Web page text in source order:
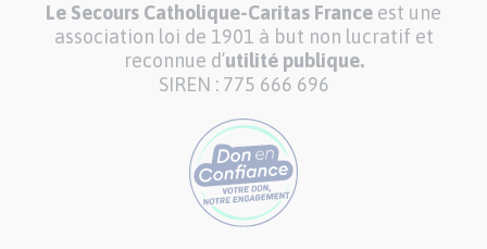
Le Secours Catholique-Caritas France est une
association loi de 1901 à but non lucratif et
reconnue d’utilité publique.
SIREN : 775 666 696